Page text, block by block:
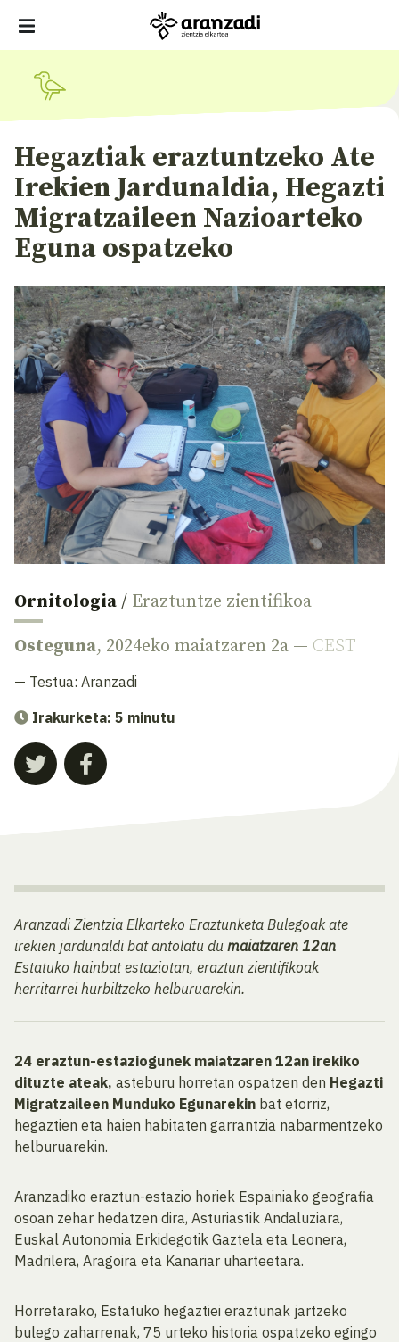
Hegaztiak eraztuntzeko Ate
Irekien Jardunaldia, Hegazti
Migratzaileen Nazioarteko
Eguna ospatzeko
Ornitologia / Eraztuntze zientifikoa
Osteguna, 2024eko maiatzaren 2a — CEST
— Testua: Aranzadi
Irakurketa: 5 minutu
Aranzadi Zientzia Elkarteko Eraztunketa Bulegoak ate
irekien jardunaldi bat antolatu du maiatzaren 12an
Estatuko hainbat estaziotan, eraztun zientifikoak
herritarrei hurbiltzeko helburuarekin.
24 eraztun-estaziogunek maiatzaren 12an irekiko
dituzte ateak, asteburu horretan ospatzen den Hegazti
Migratzaileen Munduko Egunarekin bat etorriz,
hegaztien eta haien habitaten garrantzia nabarmentzeko
helburuarekin.
Aranzadiko eraztun-estazio horiek Espainiako geografia
osoan zehar hedatzen dira, Asturiastik Andaluziara,
Euskal Autonomia Erkidegotik Gaztela eta Leonera,
Madrilera, Aragoira eta Kanariar uharteetara.
Horretarako, Estatuko hegaztiei eraztunak jartzeko
bulego zaharrenak, 75 urteko historia ospatzeko egingo